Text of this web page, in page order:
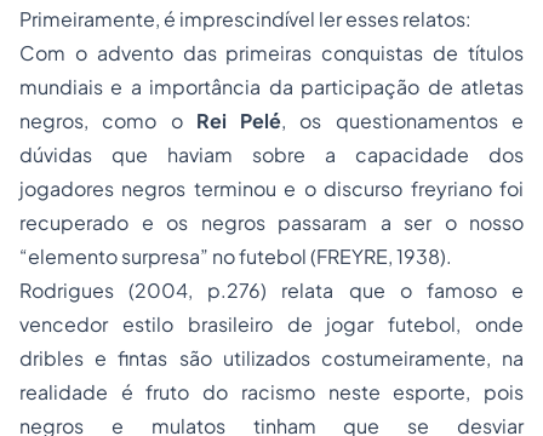
Primeiramente, é imprescindível ler esses relatos:
Com o advento das primeiras conquistas de títulos
mundiais e a importância da participação de atletas
negros, como o Rei Pelé, os questionamentos e
dúvidas que haviam sobre a capacidade dos
jogadores negros terminou e o discurso freyriano foi
recuperado e os negros passaram a ser o nosso
“elemento surpresa” no futebol (FREYRE, 1938).
Rodrigues (2004, p.276) relata que o famoso e
vencedor estilo brasileiro de jogar futebol, onde
dribles e fintas são utilizados costumeiramente, na
realidade é fruto do racismo neste esporte, pois
negros e mulatos tinham que se desviar